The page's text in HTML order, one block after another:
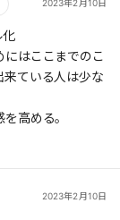
5つの数学的思
・モデル化)によ
考です。いくら
も、思考を変え
数学的思考を身
変わるのです。
るのです。
2023年2月10日
はここまでのこ
来ている人は少な
高める。
2023年2月10日